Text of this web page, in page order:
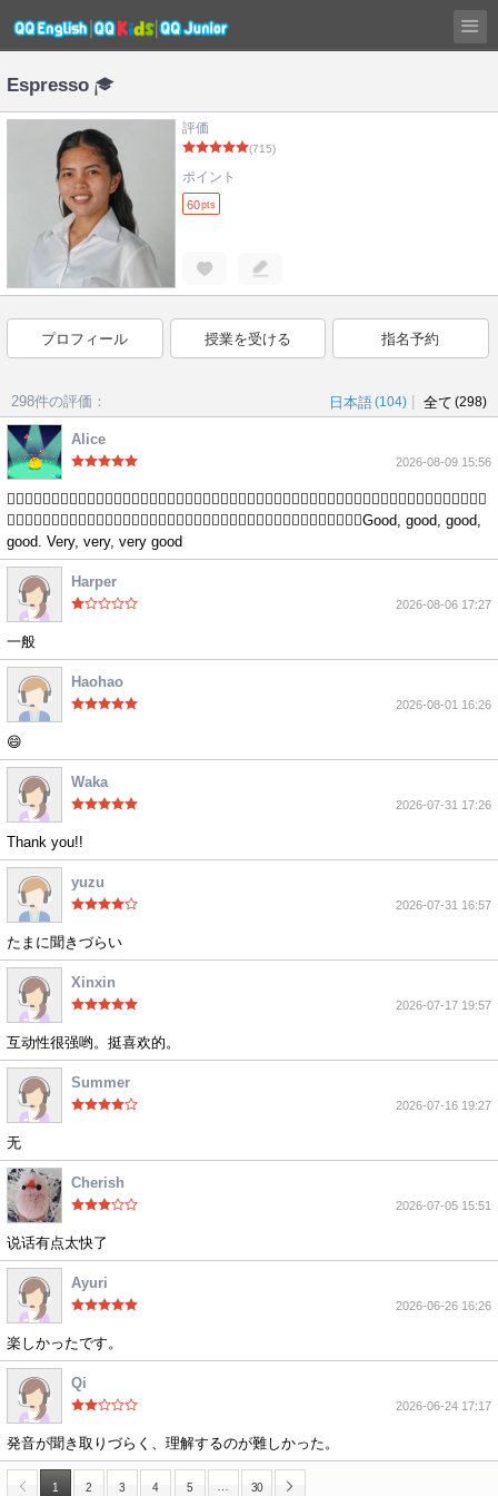
Espresso
評価
(715)
ポイント
60pts
プロフィール 授業を受ける 指名予約
298件の評価： 日本語(104) 全て (298)
Alice
2026-08-09 15:56
👍🏻👍🏻👍🏻👍🏻👍🏻👍🏻👍🏻👍🏻👍🏻👍🏻👍🏻👍🏻👍🏻👍🏻👍🏻👍🏻👍🏻👍🏻👍🏻👍🏻👍🏻👍🏻👍🏻👍🏻👍🏻👍🏻👍🏻
👍🏻👍🏻👍🏻👍🏻👍🏻👍🏻👍🏻👍🏻👍🏻👍🏻👍🏻👍🏻👍🏻👍🏻👍🏻👍🏻👍🏻👍🏻👍🏻👍🏻Good, good, good,
good. Very, very, very good
Harper
2026-08-06 17:27
一般
Haohao
2026-08-01 16:26
😄
Waka
2026-07-31 17:26
Thank you!!
yuzu
2026-07-31 16:57
たまに聞きづらい
Xinxin
2026-07-17 19:57
互动性很强哟。挺喜欢的。
Summer
2026-07-16 19:27
无
Cherish
2026-07-05 15:51
说话有点太快了
Ayuri
2026-06-26 16:26
楽しかったです。
Qi
2026-06-24 17:17
発音が聞き取りづらく、理解するのが難しかった。
1 2 3 4 5 30